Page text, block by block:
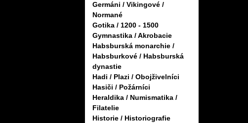
Germáni / Vikingové /
Normané
Gotika / 1200 - 1500
Gymnastika / Akrobacie
Habsburská monarchie /
Habsburkové / Habsburská
dynastie
Hadi / Plazi / Obojživelníci
Hasiči / Požárníci
Heraldika / Numismatika /
Filatelie
Historie / Historiografie